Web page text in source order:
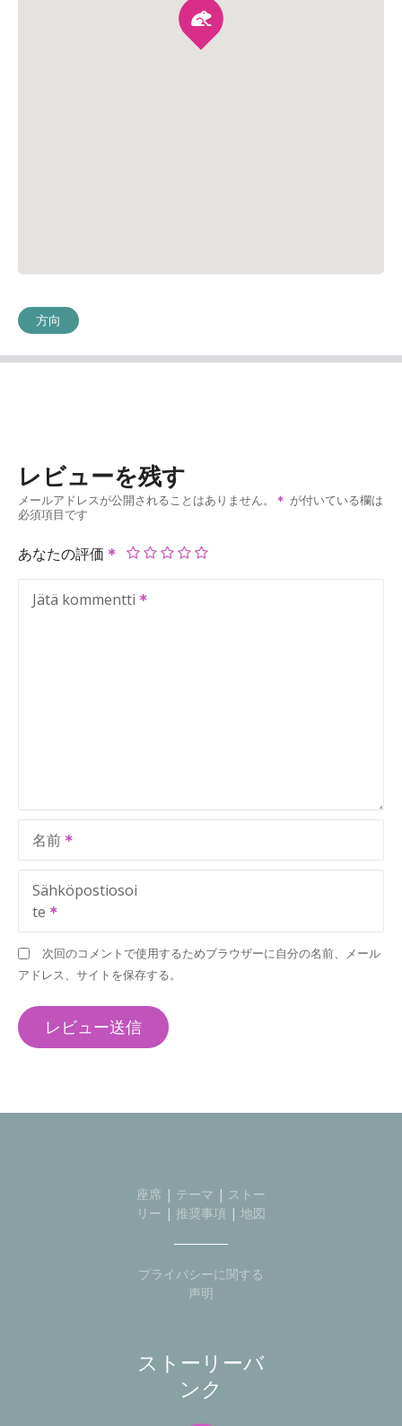
方向
レビューを残す
メールアドレスが公開されることはありません。
が付いている欄は
必須項目です
あなたの評価
Jätä kommentti
名前
Sähköpostiosoi
te
次回のコメントで使用するためブラウザーに自分の名前、メール
アドレス、サイトを保存する。
座席 | テーマ | ストー
リー | 推奨事項 | 地図
プライバシーに関する
声明
ストーリーバ
ンク